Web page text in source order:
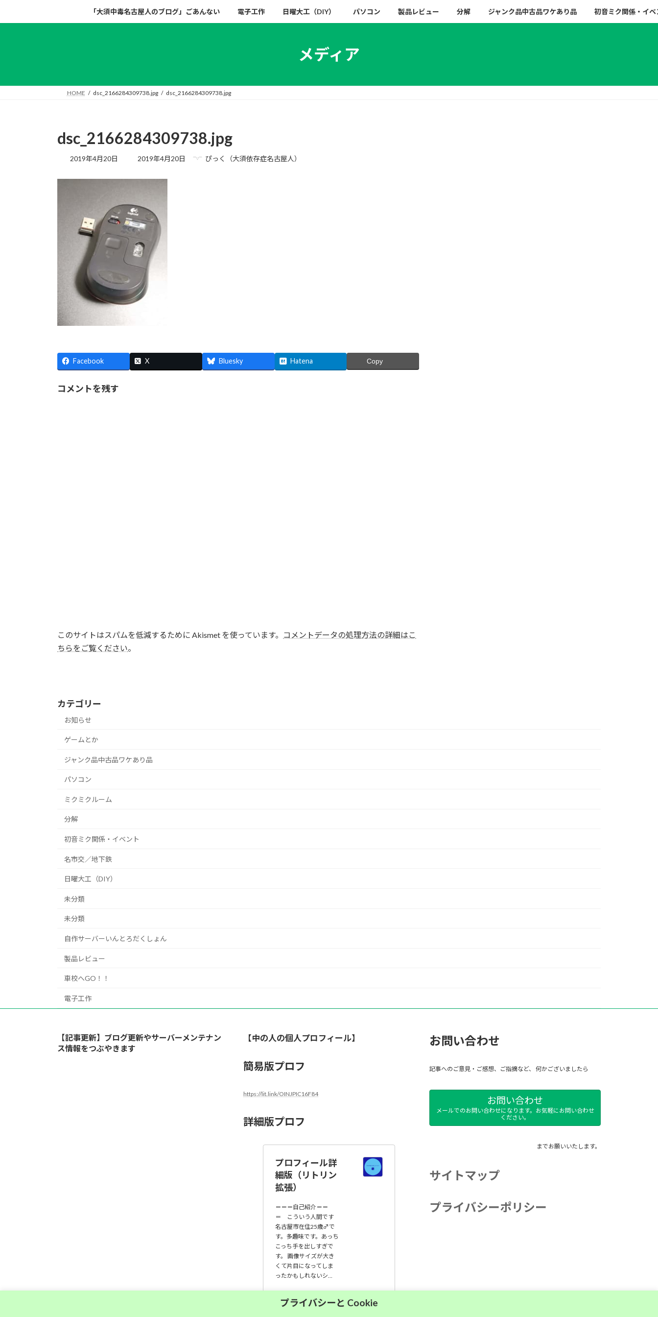
キ
に
「大須中毒名古屋人のブログ」ごあんない 電子工作 日曜大工（DIY） パソコン 製品レビュー 分解 ジャンク品中古品ワケあり品 初音ミク関係・イベ
メディア
HOME dsc_2166284309738.jpg dsc_2166284309738.jpg
dsc_2166284309738.jpg
2019年4月20日
最
更
時
:
2019年4月20日 ぴっく（大須依存症名古屋人）
Facebook X Bluesky Hatena Copy
コメントを残す
このサイトはスパムを低減するために Akismet を使っています。
コメントデータの処理方法の詳細はこ
ちらをご覧ください。
カテゴリー
お知らせ
ゲームとか
ジャンク品中古品ワケあり品
パソコン
ミクミクルーム
分解
初音ミク関係・イベント
名市交／地下鉄
日曜大工（DIY）
未分類
未分類
自作サーバーいんとろだくしょん
製品レビュー
車校へGO！！
電子工作
【記事更新】ブログ更新やサーバーメンテナン
ス情報をつぶやきます
【中の人の個人プロフィール】
簡易版プロフ
https://lit.link/OINJPIC16F84
詳細版プロフ
プロフィール詳
細版（リトリン
拡張）
＝＝＝自己紹介＝＝
＝ こういう人間です
名古屋市在住25歳♂で
す。多趣味です。あっち
こっち手を出しすぎで
す。 画像サイズが大き
くて片目になってしま
ったかもしれないシ…
大須中毒名古屋人
のブログ
お問い合わせ
記事へのご意見・ご感想、ご指摘など、 何かございましたら
お問い合わせ
メールでのお問い合わせになります。お気軽にお問い合わせ
ください。
までお願いいたします。
サイトマップ
プライバシーポリシー
プライバシーと Cookie